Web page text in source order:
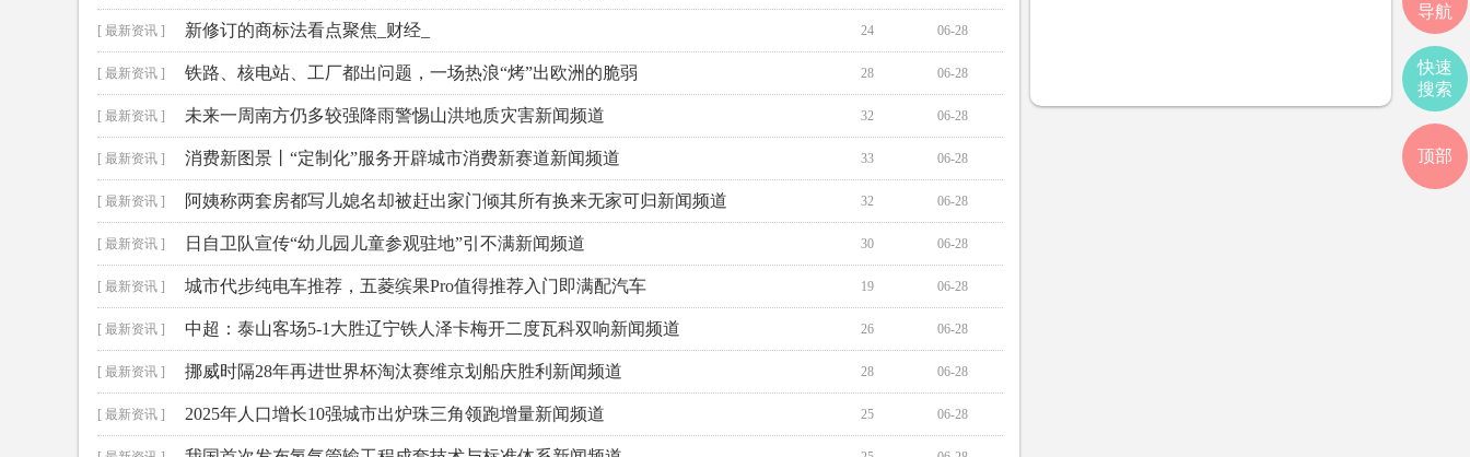
[ 最新资讯 ] 新修订的商标法看点聚焦_财经_ 06-28
24
[ 最新资讯 ] 铁路、核电站、工厂都出问题，一场热浪“烤”出欧洲的脆弱 06-28
28
[ 最新资讯 ] 未来一周南方仍多较强降雨警惕山洪地质灾害新闻频道 06-28
32
[ 最新资讯 ] 消费新图景丨“定制化”服务开辟城市消费新赛道新闻频道 06-28
33
[ 最新资讯 ] 阿姨称两套房都写儿媳名却被赶出家门倾其所有换来无家可归新闻频道 06-28
32
[ 最新资讯 ] 日自卫队宣传“幼儿园儿童参观驻地”引不满新闻频道 06-28
30
[ 最新资讯 ] 城市代步纯电车推荐，五菱缤果Pro值得推荐入门即满配汽车 06-28
19
[ 最新资讯 ] 中超：泰山客场5-1大胜辽宁铁人泽卡梅开二度瓦科双响新闻频道 06-28
26
[ 最新资讯 ] 挪威时隔28年再进世界杯淘汰赛维京划船庆胜利新闻频道 06-28
28
[ 最新资讯 ] 2025年人口增长10强城市出炉珠三角领跑增量新闻频道 06-28
25
导航
快速
搜索
顶部